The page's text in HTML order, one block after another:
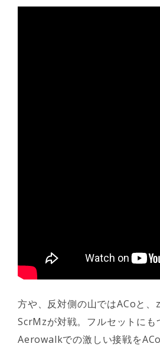
方や、反対側の山ではACoと、
ScrMzが対戦。フルセットにも
Aerowalkでの激しい接戦を